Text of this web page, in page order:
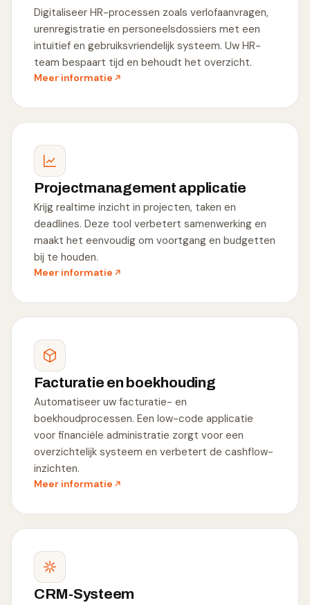
Digitaliseer HR-processen zoals verlofaanvragen,
urenregistratie en personeelsdossiers met een
intuïtief en gebruiksvriendelijk systeem. Uw HR-
team bespaart tijd en behoudt het overzicht.
Meer informatie
Projectmanagement applicatie
Krijg realtime inzicht in projecten, taken en
deadlines. Deze tool verbetert samenwerking en
maakt het eenvoudig om voortgang en budgetten
bij te houden.
Meer informatie
Facturatie en boekhouding
Automatiseer uw facturatie- en
boekhoudprocessen. Een low-code applicatie
voor financiële administratie zorgt voor een
overzichtelijk systeem en verbetert de cashflow-
inzichten.
Meer informatie
CRM-Systeem